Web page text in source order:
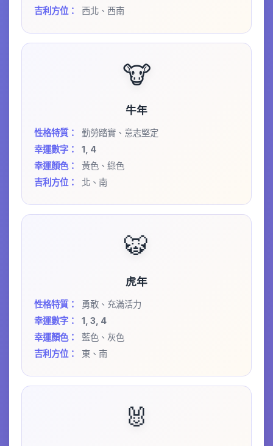
吉利方位：
西北、西南
🐮
牛年
性格特質：
勤勞踏實、意志堅定
幸運數字：
1, 4
幸運顏色：
黃色、綠色
吉利方位：
北、南
🐯
虎年
性格特質：
勇敢、充滿活力
幸運數字：
1, 3, 4
幸運顏色：
藍色、灰色
吉利方位：
東、南
🐰